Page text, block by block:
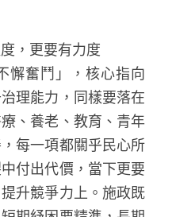
，更要有力度
懈奮鬥」，核心指向
理能力，同樣要落在
、養老、教育、青年
每一項都關乎民心所
付出代價，當下更要
升競爭力上。施政既